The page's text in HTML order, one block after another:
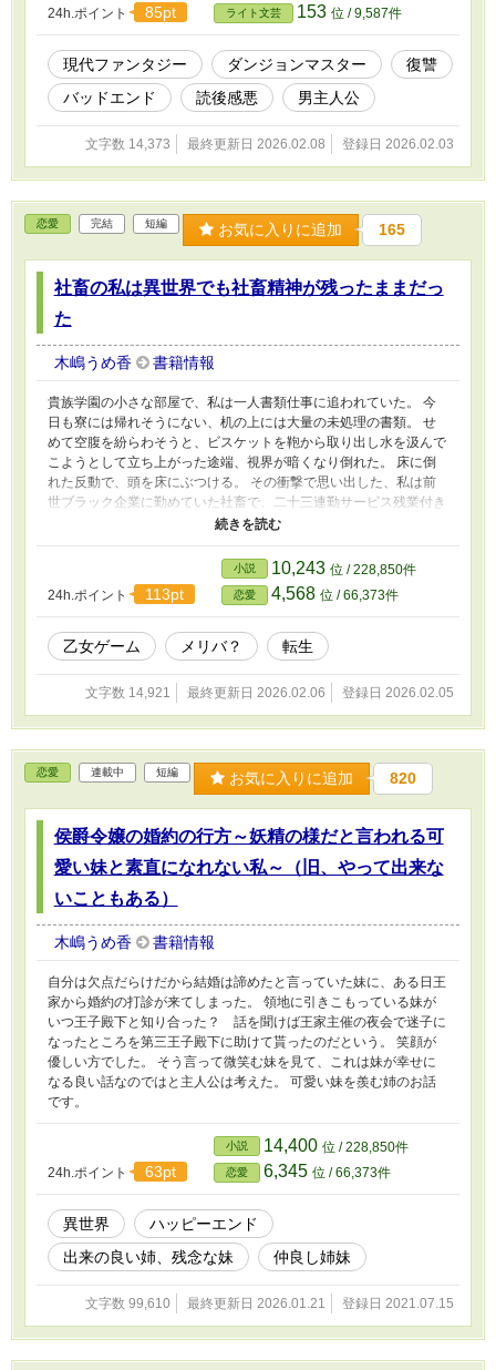
24h.ポイント 85pt ライト文芸 153 位 / 9,587件
現代ファンタジー ダンジョンマスター
復讐
バッドエンド
読後感悪 男主人公
文字数 14,373 最終更新日 2026.02.08 登録日 2026.02.03
恋愛 完結 短編 お気に入りに追加 165
社畜の私は異世界でも社畜精神が残ったままだっ
た
木嶋うめ香 書籍情報
貴族学園の小さな部屋で、私は一人書類仕事に追われていた。 今
日も寮には帰れそうにない、机の上には大量の未処理の書類。 せ
めて空腹を紛らわそうと、ビスケットを鞄から取り出し水を汲んで
こようとして立ち上がった途端、視界が暗くなり倒れた。 床に倒
れた反動で、頭を床にぶつける。 その衝撃で思い出した、私は前
世ブラック企業に勤めていた社畜で、二十三連勤サービス残業付き
の末、体調を崩し亡くなったアラサー営業職だった。 他サイトで
もアップしています。
24h.ポイント 113pt
小説 10,243 位 / 228,850件
恋愛 4,568 位 / 66,373件
乙女ゲーム メリバ？ 転生
文字数 14,921 最終更新日 2026.02.06 登録日 2026.02.05
恋愛 連載中 短編 お気に入りに追加 820
侯爵令嬢の婚約の行方～妖精の様だと言われる可
愛い妹と素直になれない私～（旧、やって出来な
いこともある）
木嶋うめ香 書籍情報
自分は欠点だらけだから結婚は諦めたと言っていた妹に、ある日王
家から婚約の打診が来てしまった。 領地に引きこもっている妹が
いつ王子殿下と知り合った？ 話を聞けば王家主催の夜会で迷子に
なったところを第三王子殿下に助けて貰ったのだという。 笑顔が
優しい方でした。 そう言って微笑む妹を見て、これは妹が幸せに
なる良い話なのではと主人公は考えた。 可愛い妹を羨む姉のお話
です。
24h.ポイント 63pt
小説 14,400 位 / 228,850件
恋愛 6,345 位 / 66,373件
異世界
ハッピーエンド
出来の良い姉、残念な妹
仲良し姉妹
文字数 99,610 最終更新日 2026.01.21 登録日 2021.07.15